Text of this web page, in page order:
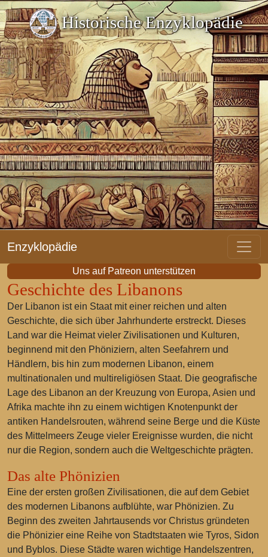
Historische Enzyklopädie
Enzyklopädie
Uns auf Patreon unterstützen
Geschichte des Libanons
Der Libanon ist ein Staat mit einer reichen und alten
Geschichte, die sich über Jahrhunderte erstreckt. Dieses
Land war die Heimat vieler Zivilisationen und Kulturen,
beginnend mit den Phöniziern, alten Seefahrern und
Händlern, bis hin zum modernen Libanon, einem
multinationalen und multireligiösen Staat. Die geografische
Lage des Libanon an der Kreuzung von Europa, Asien und
Afrika machte ihn zu einem wichtigen Knotenpunkt der
antiken Handelsrouten, während seine Berge und die Küste
des Mittelmeers Zeuge vieler Ereignisse wurden, die nicht
nur die Region, sondern auch die Weltgeschichte prägten.
Das alte Phönizien
Eine der ersten großen Zivilisationen, die auf dem Gebiet
des modernen Libanons aufblühte, war Phönizien. Zu
Beginn des zweiten Jahrtausends vor Christus gründeten
die Phönizier eine Reihe von Stadtstaaten wie Tyros, Sidon
und Byblos. Diese Städte waren wichtige Handelszentren,